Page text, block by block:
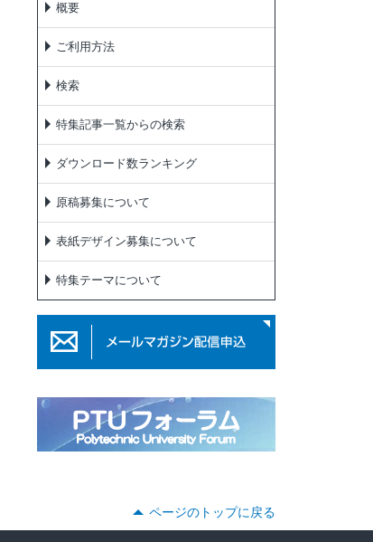
概要
ご利用方法
検索
特集記事一覧からの検索
ダウンロード数ランキング
原稿募集について
表紙デザイン募集について
特集テーマについて
ページのトップに戻る